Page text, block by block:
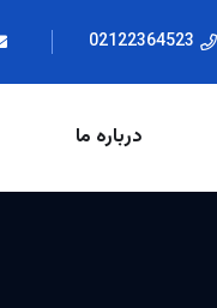
02122364523
درباره ما